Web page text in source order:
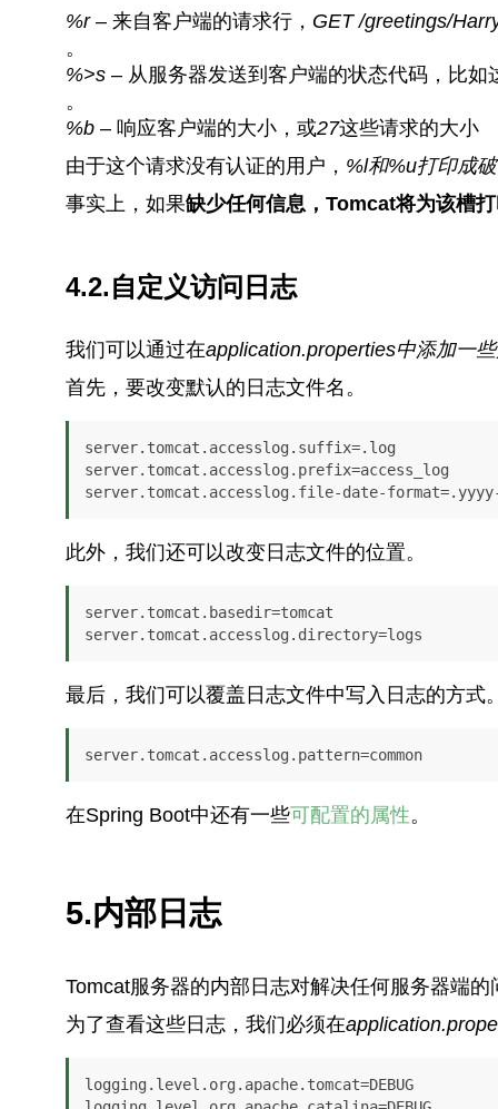
%r– 来自客户端的请求行， GET /greetings/
。
%>s– 从服务器发送到客户端的状态代码，比如
。
%b– 响应客户端的大小，或27这些请求的大小
由于这个请求没有认证的用户， %l和%u打印成
事实上，如果缺少任何信息，Tomcat将为该槽
4.2.自定义访问日志
我们可以通过在application.properties中添加一
首先，要改变默认的日志文件名。
server.tomcat.accesslog.suffix=.log
server.tomcat.accesslog.prefix=access_log
server.tomcat.accesslog.file-date-format=.yyyy-
此外，我们还可以改变日志文件的位置。
server.tomcat.basedir=tomcat
server.tomcat.accesslog.directory=logs
最后，我们可以覆盖日志文件中写入日志的方式
server.tomcat.accesslog.pattern=common
在Spring Boot中还有一些可配置的属性。
5.内部日志
Tomcat服务器的内部日志对解决任何服务器端的
为了查看这些日志，我们必须在
logging.level.org.apache.tomcat=DEBUG